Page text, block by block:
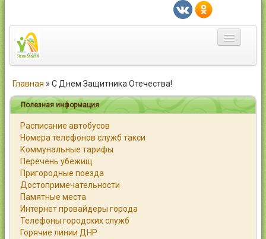
Город
Статьи
Каталог
Справочник
Работа
Объявления
Главная » С Днем Защитника Отечества!
Полезная информация
Расписание автобусов
Номера телефонов служб такси
Коммунальные тарифы
Перечень убежищ
Пригородные поезда
Достопримечательности
Памятные места
Интернет провайдеры города
Телефоны городских служб
Горячие линии ДНР